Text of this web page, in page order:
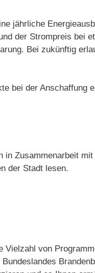
jährliche
der Strompreis bei
Bei zukünftig
bei der Anschaffung
Zusammenarbeit
der Stadt lesen.
von